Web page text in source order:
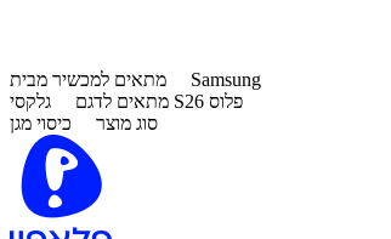
מתאים למכשיר מבית Samsung
מתאים לדגם
גלקסי S26 פלוס
סוג מוצר כיסוי מגן